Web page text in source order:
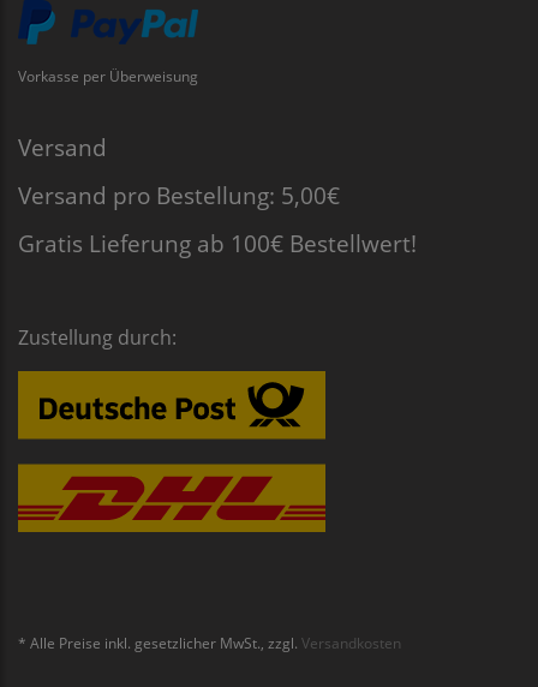
Vorkasse per Überweisung
Versand
Versand pro Bestellung: 5,00€
Gratis Lieferung ab 100€ Bestellwert!
Zustellung durch:
* Alle Preise inkl. gesetzlicher MwSt., zzgl. Versandkosten